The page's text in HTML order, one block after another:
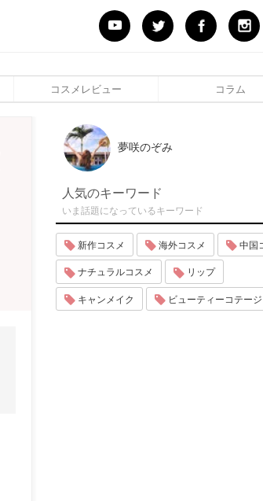
コスメレビュー コラム
夢咲のぞみ
人気のキーワード
いま話題になっているキーワード
新作コスメ 海外コスメ 中国
ナチュラルコスメ リップ
キャンメイク ビューティーコテージ